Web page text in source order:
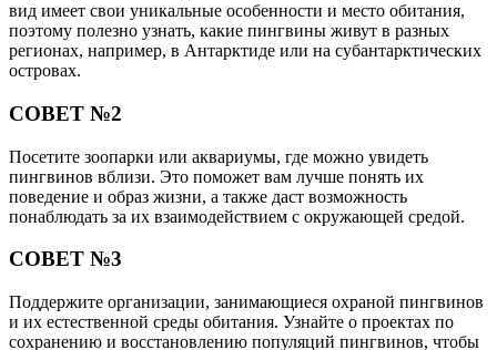
вид имеет свои уникальные особенности и место обитания,
поэтому полезно узнать, какие пингвины живут в разных
регионах, например, в Антарктиде или на субантарктических
островах.
СОВЕТ №2
Посетите зоопарки или аквариумы, где можно увидеть
пингвинов вблизи. Это поможет вам лучше понять их
поведение и образ жизни, а также даст возможность
понаблюдать за их взаимодействием с окружающей средой.
СОВЕТ №3
Поддержите организации, занимающиеся охраной пингвинов
и их естественной среды обитания. Узнайте о проектах по
сохранению и восстановлению популяций пингвинов, чтобы